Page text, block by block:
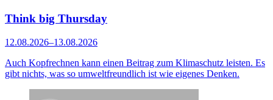
Think big Thursday
12.08.2026–13.08.2026
Auch Kopfrechnen kann einen Beitrag zum Klimaschutz leisten. Es
gibt nichts, was so umweltfreundlich ist wie eigenes Denken.